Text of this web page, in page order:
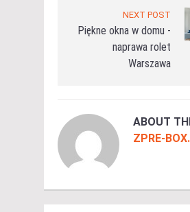
NEXT POST
Piękne okna w domu -
naprawa rolet
Warszawa
ABOUT
ZPRE-